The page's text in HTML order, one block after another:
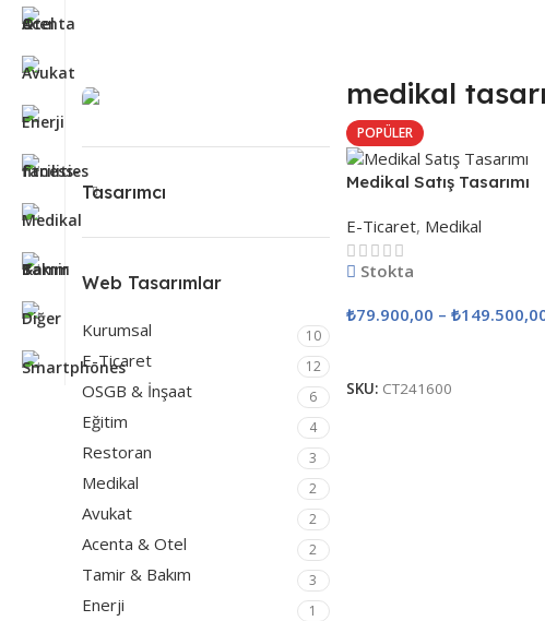
Destekli SEO
Entegrasyonu
Tasarımcı
Web Tasarımlar
Kurumsal 10
E-Ticaret 12
OSGB & İnşaat 6
Eğitim 4
Restoran 3
Medikal 2
Avukat 2
Acenta & Otel 2
Tamir & Bakım 3
Enerji 1
medikal
POPÜLER
Medikal Satış Tasarımı
E-Ticaret, Medikal
Stokta
₺79.900,00 – ₺
SKU: CT241600